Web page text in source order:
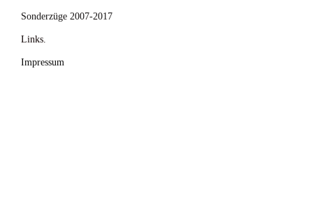
Sonderzüge 2007-2017
Links.
Impressum